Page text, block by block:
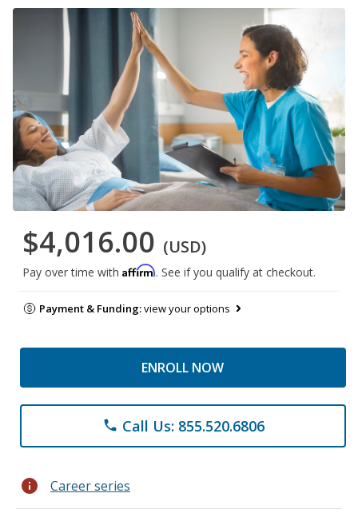
$4,016.00 (USD)
Pay over time with Affirm. See if you qualify at checkout.
Payment & Funding:view your options
ENROLL NOW
phone Call Us: 855.520.6806
info Career series